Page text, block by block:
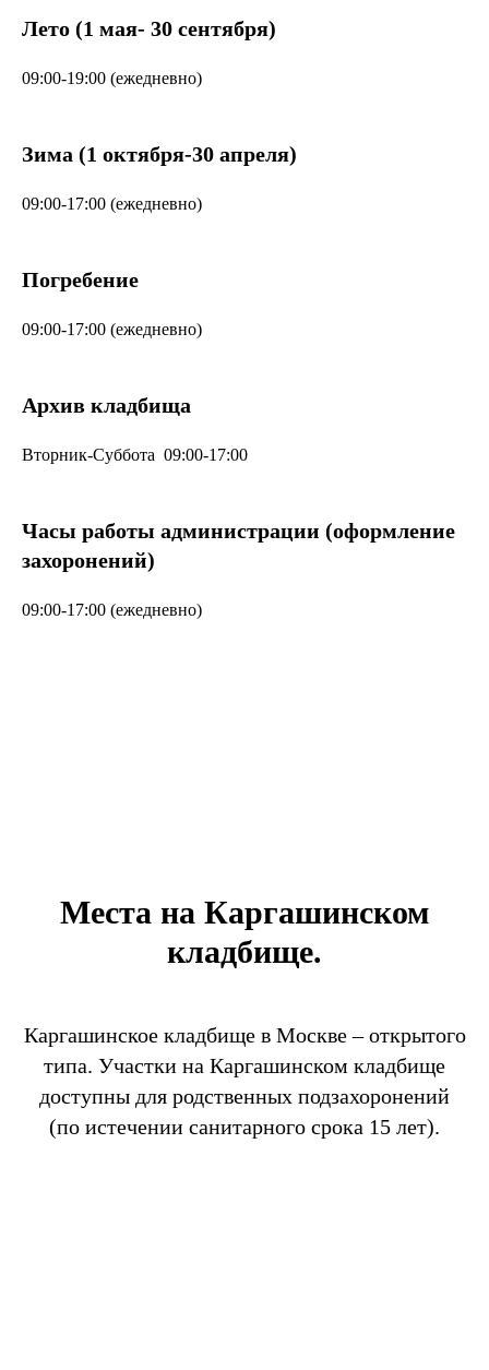
Лето (1 мая- 30 сентября)
09:00-19:00 (ежедневно)
Зима (1 октября-30 апреля)
09:00-17:00 (ежедневно)
Погребение
09:00-17:00 (ежедневно)
Архив кладбища
Вторник-Суббота 09:00-17:00
Часы работы администрации (оформление
захоронений)
09:00-17:00 (ежедневно)
Места на Каргашинском
кладбище.
Каргашинское кладбище в Москве – открытого
типа. Участки на Каргашинском кладбище
доступны для родственных подзахоронений
(по истечении санитарного срока 15 лет).